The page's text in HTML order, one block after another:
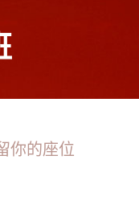
你的座位